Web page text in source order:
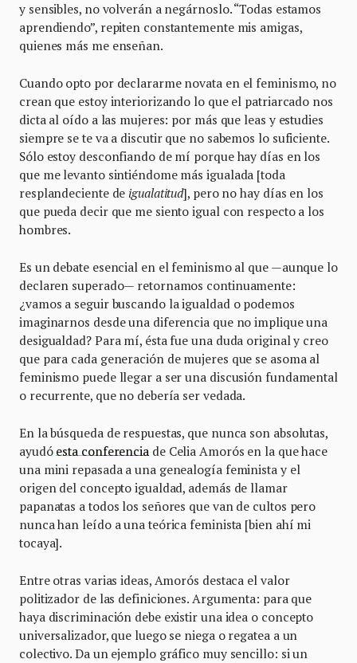
y sensibles, no volverán a negárnoslo. “Todas estamos
aprendiendo”, repiten constantemente mis amigas,
quienes más me enseñan.
Cuando opto por declararme novata en el feminismo, no
crean que estoy interiorizando lo que el patriarcado nos
dicta al oído a las mujeres: por más que leas y estudies
siempre se te va a discutir que no sabemos lo suficiente.
Sólo estoy desconfiando de mí porque hay días en los
que me levanto sintiéndome más igualada [toda
resplandeciente de igualatitud], pero no hay días en los
que pueda decir que me siento igual con respecto a los
hombres.
Es un debate esencial en el feminismo al que —aunque lo
declaren superado— retornamos continuamente:
¿vamos a seguir buscando la igualdad o podemos
imaginarnos desde una diferencia que no implique una
desigualdad? Para mí, ésta fue una duda original y creo
que para cada generación de mujeres que se asoma al
feminismo puede llegar a ser una discusión fundamental
o recurrente, que no debería ser vedada.
En la búsqueda de respuestas, que nunca son absolutas,
ayudóesta conferenciade Celia Amorós en la que hace
una mini repasada a una genealogía feminista y el
origen del concepto igualdad, además de llamar
papanatas a todos los señores que van de cultos pero
nunca han leído a una teórica feminista [bien ahí mi
tocaya].
Entre otras varias ideas, Amorós destaca el valor
politizador de las definiciones. Argumenta: para que
haya discriminación debe existir una idea o concepto
universalizador, que luego se niega o regatea a un
colectivo. Da un ejemplo gráfico muy sencillo: si un